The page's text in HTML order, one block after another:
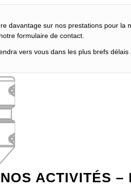
davantage sur nos prestations pour la
formulaire de contact.
vers vous dans les plus brefs
ACTIVITÉS –